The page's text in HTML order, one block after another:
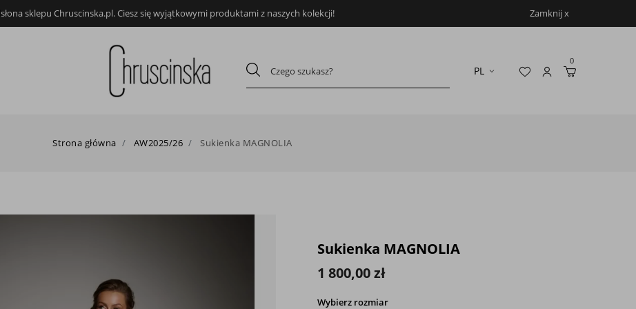
sklepu Chruscinska.pl. Ciesz się wyjątkowymi produktami z naszych kolekcji! Zamknij x
0
Strona główna AW2025/26 Sukienka MAGNOLIA
Sukienka MAGNOLIA
1 800,00 zł
Wybierz rozmiar